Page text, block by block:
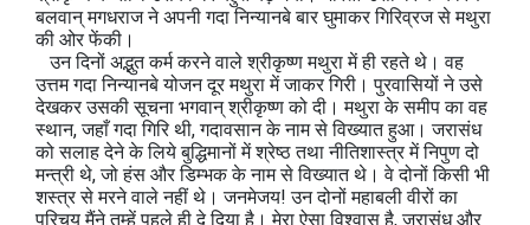
बलवान् मगधराज ने अपनी गदा निन्यानबे बार घुमाकर गिरिव्रज से मथुरा
की ओर फेंकी।
उन दिनों अद्भुत कर्म करने वाले श्रीकृष्ण मथुरा में ही रहते थे। वह
उत्तम गदा निन्यानबे योजन दूर मथुरा में जाकर गिरी। पुरवासियों ने उसे
देखकर उसकी सूचना भगवान् श्रीकृष्ण को दी। मथुरा के समीप का वह
स्थान, जहाँ गदा गिरि थी, गदावसान के नाम से विख्यात हुआ। जरासंध
को सलाह देने के लिये बुद्धिमानों में श्रेष्ठ तथा नीतिशास्त्र में निपुण दो
मन्त्री थे, जो हंस और डिम्भक के नाम से विख्यात थे। वे दोनों किसी भी
शस्त्र से मरने वाले नहीं थे। जनमेजय! उन दोनों महाबली वीरों का
परिचय मैंने तुम्हें पहले ही दे दिया है। मेरा ऐसा विश्वास है, जरासंध और